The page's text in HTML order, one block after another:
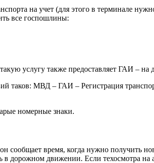
на учет (для этого в терминале
все госпошлины:
услугу также предоставляет ГАИ –
таков: МВД – ГАИ – Регистрация
номерные знаки.
сообщает время, когда нужно получить
в дорожном движении. Если техосмотра